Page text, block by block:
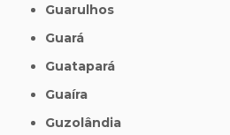
Guarulhos
Guará
Guatapará
Guaíra
Guzolândia